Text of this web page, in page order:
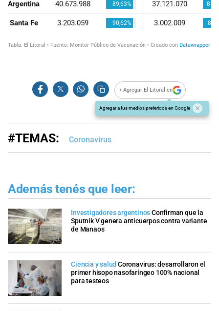
+ Agregar El Litoral en
Agregar a tus medios preferidos en Google
#TEMAS: Coronavirus
Además tenés que leer:
Investigadores argentinosConfirman que la
Sputnik V genera anticuerpos contra variante
de Manaos
Ciencia y salud Coronavirus: desarrollaron el
primer hisopo nasofaríngeo 100% nacional
para testeos